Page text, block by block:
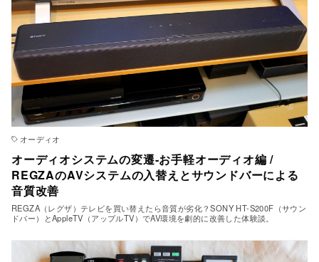
オーディオ
オーディオシステムの変遷-お手軽オーディオ編 /
REGZAのAVシステムの入替えとサウンドバーによる
音質改善
REGZA（レグザ）テレビを買い替えたら音質が劣化？SONY HT-S200F（サウン
ドバー）とAppleTV（アップルTV）でAV環境を劇的に改善した体験談。